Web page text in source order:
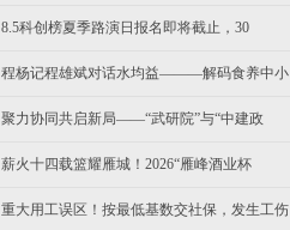
8.5科创榜夏季路演日报名即将截止，30
程杨记程雄斌对话水均益———解码食养中小
聚力协同共启新局——“武研院”与“中建政
薪火十四载篮耀雁城！2026“雁峰酒业杯
重大用工误区！按最低基数交社保，发生工伤